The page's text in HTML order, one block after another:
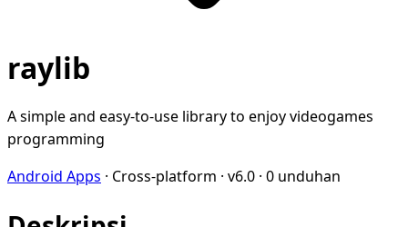
raylib
A simple and easy-to-use library to enjoy videogames
programming
Android Apps · Cross-platform · v6.0 · 0 unduhan